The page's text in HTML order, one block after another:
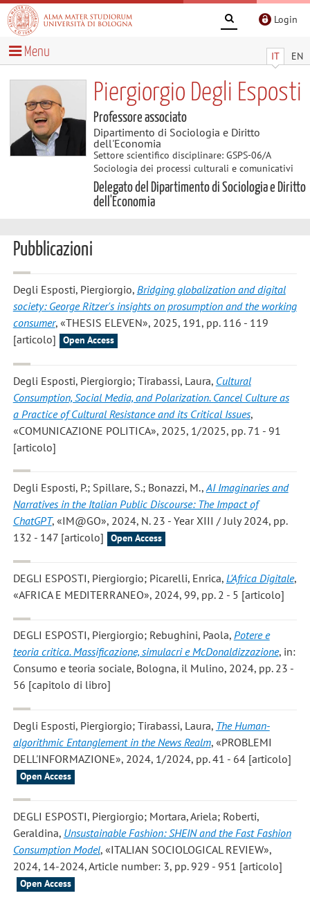
Login
IT EN
Menu
Piergiorgio Degli Esposti
Professore associato
Dipartimento di Sociologia e Diritto
dell'Economia
Settore scientifico disciplinare: GSPS-06/A
Sociologia dei processi culturali e comunicativi
Delegato del Dipartimento di Sociologia e Diritto
dell'Economia
Pubblicazioni
Degli Esposti, Piergiorgio, Bridging globalization and digital
society: George Ritzer's insights on prosumption and the working
consumer, «THESIS ELEVEN», 2025, 191, pp. 116 - 119
[articolo]
Open Access
Degli Esposti, Piergiorgio; Tirabassi, Laura, Cultural
Consumption, Social Media, and Polarization. Cancel Culture as
a Practice of Cultural Resistance and its Critical Issues,
«COMUNICAZIONE POLITICA», 2025, 1/2025, pp. 71 - 91
[articolo]
Degli Esposti, P.; Spillare, S.; Bonazzi, M., AI Imaginaries and
Narratives in the Italian Public Discourse: The Impact of
ChatGPT, «IM@GO», 2024, N. 23 - Year XIII / July 2024, pp.
132 - 147 [articolo]
Open Access
DEGLI ESPOSTI, Piergiorgio; Picarelli, Enrica, L'Africa Digitale,
«AFRICA E MEDITERRANEO», 2024, 99, pp. 2 - 5 [articolo]
DEGLI ESPOSTI, Piergiorgio; Rebughini, Paola, Potere e
teoria critica. Massificazione, simulacri e McDonaldizzazione, in:
Consumo e teoria sociale, Bologna, il Mulino, 2024, pp. 23 -
56 [capitolo di libro]
Degli Esposti, Piergiorgio; Tirabassi, Laura, The Human-
algorithmic Entanglement in the News Realm, «PROBLEMI
DELL'INFORMAZIONE», 2024, 1/2024, pp. 41 - 64 [articolo]
Open Access
DEGLI ESPOSTI, Piergiorgio; Mortara, Ariela; Roberti,
Geraldina, Unsustainable Fashion: SHEIN and the Fast Fashion
Consumption Model, «ITALIAN SOCIOLOGICAL REVIEW»,
2024, 14-2024, Article number: 3, pp. 929 - 951 [articolo]
Open Access